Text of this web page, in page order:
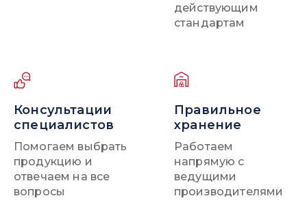
действующим
стандартам
Консультации
специалистов
Помогаем выбрать
продукцию и
отвечаем на все
вопросы
Правильное
хранение
Работаем
напрямую с
ведущими
производителями